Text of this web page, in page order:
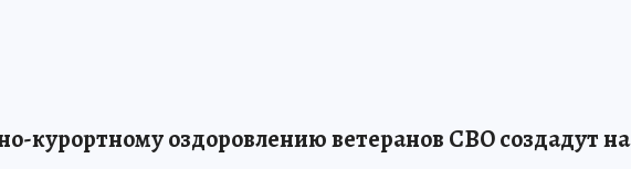
курортному оздоровлению ветеранов СВО создадут на